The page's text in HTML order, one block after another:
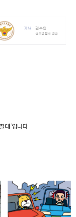
대'입니다